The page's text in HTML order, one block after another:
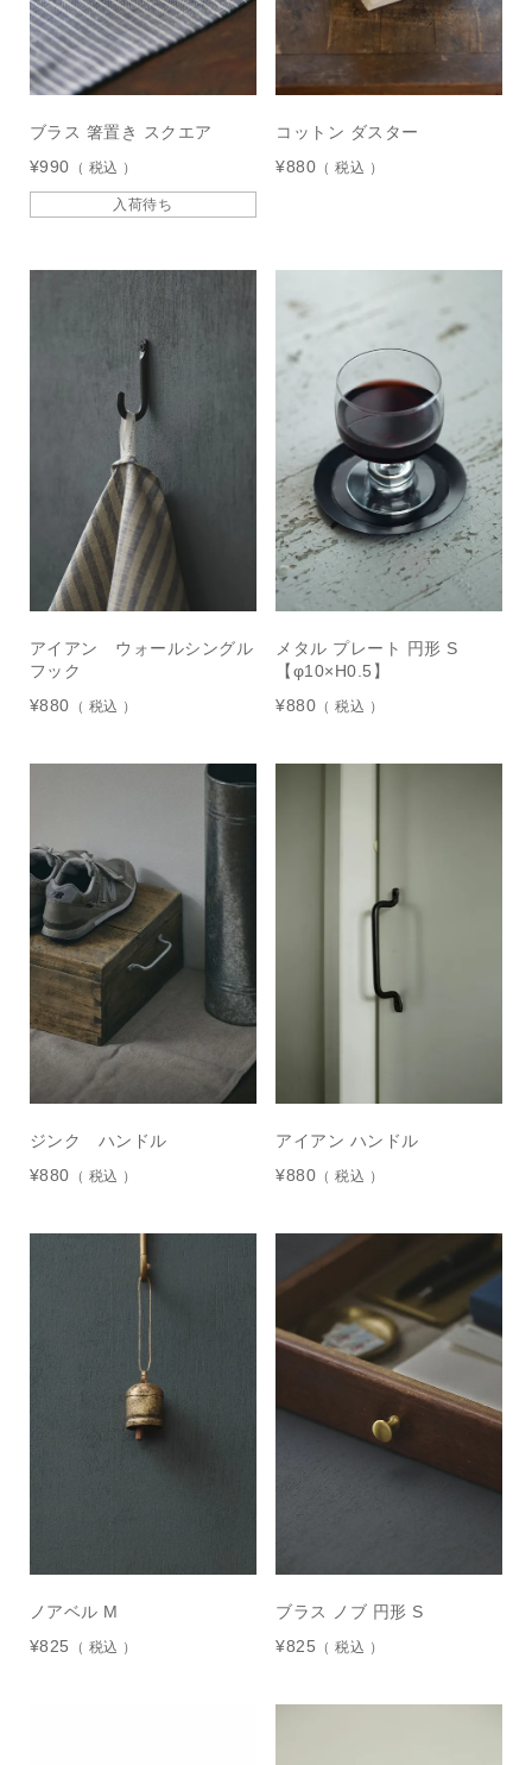
ブラス 箸置き スクエア
¥990 税込
入荷待ち
コットン ダスター
¥880 税込
アイアン ウォールシングル
フック
¥880 税込
メタル プレート 円形 S
【φ10×H0.5】
¥880 税込
ジンク ハンドル
¥880 税込
アイアン ハンドル
¥880 税込
ノアベル M
¥825 税込
ブラス ノブ 円形 S
¥825 税込